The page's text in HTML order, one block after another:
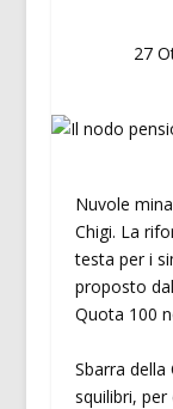
27
Nuvole
Chigi. La
testa per i
proposto
Quota 100
Sbarra della
squilibri,